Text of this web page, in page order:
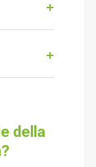
della